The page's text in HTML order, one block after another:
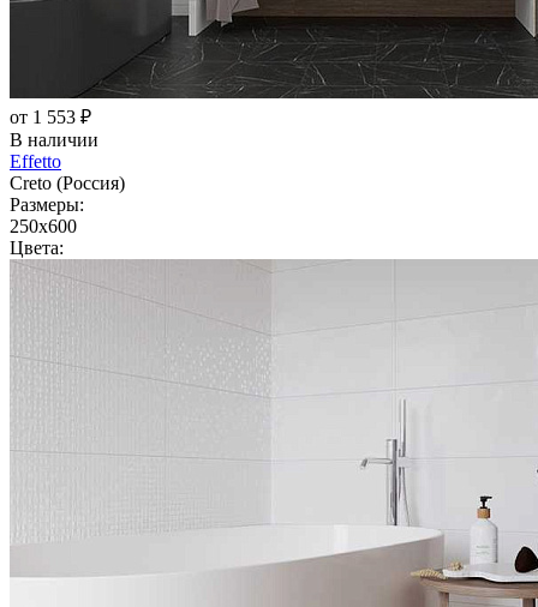
от 1 553 ₽
В наличии
Effetto
Creto (Россия)
Размеры:
250x600
Цвета: